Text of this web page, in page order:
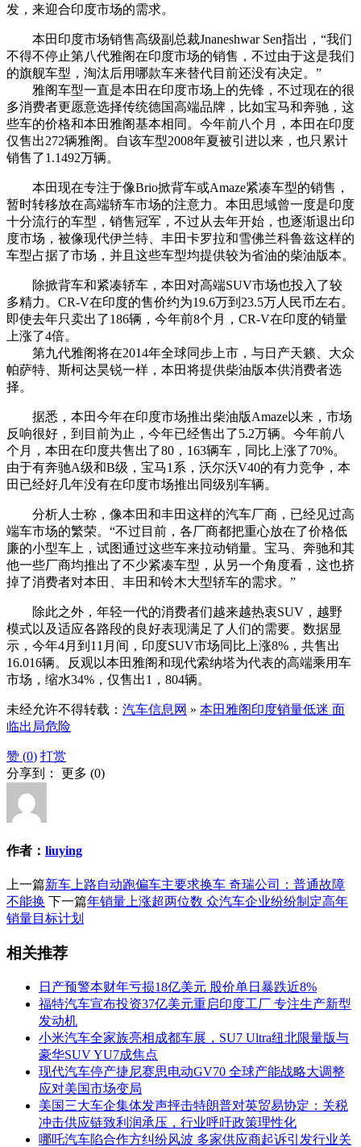
发，来迎合印度市场的需求。
本田印度市场销售高级副总裁Jnaneshwar Sen指出，“我们
不得不停止第八代雅阁在印度市场的销售，不过由于这是我们
的旗舰车型，淘汰后用哪款车来替代目前还没有决定。”
雅阁车型一直是本田在印度市场上的先锋，不过现在的很
多消费者更愿意选择传统德国高端品牌，比如宝马和奔驰，这
些车的价格和本田雅阁基本相同。今年前八个月，本田在印度
仅售出272辆雅阁。自该车型2008年夏被引进以来，也只累计
销售了1.1492万辆。
本田现在专注于像Brio掀背车或Amaze紧凑车型的销售，
暂时转移放在高端轿车市场的注意力。本田思域曾一度是印度
十分流行的车型，销售冠军，不过从去年开始，也逐渐退出印
度市场，被像现代伊兰特、丰田卡罗拉和雪佛兰科鲁兹这样的
车型占据了市场，并且这些车型均提供较为省油的柴油版本。
除掀背车和紧凑轿车，本田对高端SUV市场也投入了较
多精力。CR-V在印度的售价约为19.6万到23.5万人民币左右。
即使去年只卖出了186辆，今年前8个月，CR-V在印度的销量
上涨了4倍。
第九代雅阁将在2014年全球同步上市，与日产天籁、大众
帕萨特、斯柯达昊锐一样，本田将提供柴油版本供消费者选
择。
据悉，本田今年在印度市场推出柴油版Amaze以来，市场
反响很好，到目前为止，今年已经售出了5.2万辆。今年前八
个月，本田在印度共售出了80，163辆车，同比上涨了70%。
由于有奔驰A级和B级，宝马1系，沃尔沃V40的有力竞争，本
田已经好几年没有在印度市场推出同级别车辆。
分析人士称，像本田和丰田这样的汽车厂商，已经见过高
端车市场的繁荣。“不过目前，各厂商都把重心放在了价格低
廉的小型车上，试图通过这些车来拉动销量。宝马、奔驰和其
他一些厂商均推出了不少紧凑车型，从另一个角度看，这也挤
掉了消费者对本田、丰田和铃木大型轿车的需求。”
除此之外，年轻一代的消费者们越来越热衷SUV，越野
模式以及适应各路段的良好表现满足了人们的需要。数据显
示，今年4月到11月间，印度SUV市场同比上涨8%，共售出
16.016辆。反观以本田雅阁和现代索纳塔为代表的高端乘用车
市场，缩水34%，仅售出1，804辆。
未经允许不得转载： 汽车信息网 » 本田雅阁印度销量低迷 面
临出局危险
赞 (0) 打赏
分享到： 更多 (0)
作者： liuying
上一篇新车上路自动跑偏车主要求换车 奇瑞公司：普通故障
不能换 下一篇年销量上涨超两位数 众汽车企业纷纷制定高年
销量目标计划
相关推荐
日产预警本财年亏损18亿美元 股价单日暴跌近8%
福特汽车宣布投资37亿美元重启印度工厂 专注生产新型
发动机
小米汽车全家族亮相成都车展，SU7 Ultra纽北限量版与
豪华SUV YU7成焦点
现代汽车停产捷尼赛思电动GV70 全球产能战略大调整
应对美国市场变局
美国三大车企集体发声抨击特朗普对英贸易协定：关税
冲击供应链致利润承压，行业呼吁政策理性化
哪吒汽车陷合作方纠纷风波 多家供应商起诉引发行业关